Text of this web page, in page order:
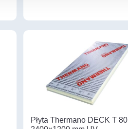
Płyta Thermano DECK T 80